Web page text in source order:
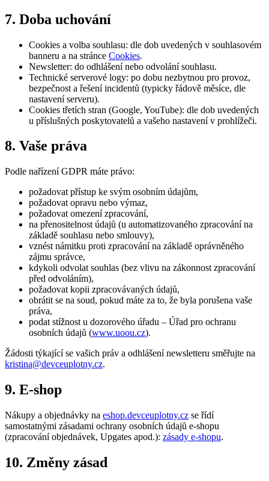
7. Doba uchování
Cookies a volba souhlasu: dle dob uvedených v souhlasovém
banneru a na stránce Cookies.
Newsletter: do odhlášení nebo odvolání souhlasu.
Technické serverové logy: po dobu nezbytnou pro provoz,
bezpečnost a řešení incidentů (typicky řádově měsíce, dle
nastavení serveru).
Cookies třetích stran (Google, YouTube): dle dob uvedených
u příslušných poskytovatelů a vašeho nastavení v prohlížeči.
8. Vaše práva
Podle nařízení GDPR máte právo:
požadovat přístup ke svým osobním údajům,
požadovat opravu nebo výmaz,
požadovat omezení zpracování,
na přenositelnost údajů (u automatizovaného zpracování na
základě souhlasu nebo smlouvy),
vznést námitku proti zpracování na základě oprávněného
zájmu správce,
kdykoli odvolat souhlas (bez vlivu na zákonnost zpracování
před odvoláním),
požadovat kopii zpracovávaných údajů,
obrátit se na soud, pokud máte za to, že byla porušena vaše
práva,
podat stížnost u dozorového úřadu – Úřad pro ochranu
osobních údajů (www.uoou.cz).
Žádosti týkající se vašich práv a odhlášení newsletteru směřujte na
kristina@devceuplotny.cz.
9. E-shop
Nákupy a objednávky na eshop.devceuplotny.cz se řídí
samostatnými zásadami ochrany osobních údajů e-shopu
(zpracování objednávek, Upgates apod.): zásady e-shopu.
10. Změny zásad